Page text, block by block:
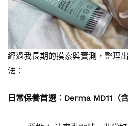
經過我長期的摸索與實測，整理
法：
日常保養首選：Derma MD11（